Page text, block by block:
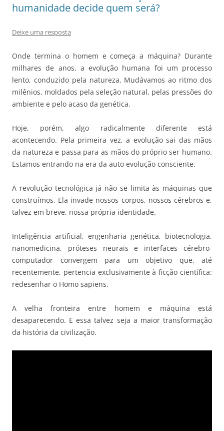
humanidade decide quem será?
Deixe uma resposta
Onde termina o homem e começa a máquina? Durante
milhares de anos, a evolução humana foi um processo
lento, conduzido pela natureza. Mudávamos ao ritmo dos
milênios, moldados pela seleção natural, pelas pressões do
ambiente e pelo acaso da genética.
Hoje, porém, algo radicalmente diferente está
acontecendo. Pela primeira vez, a evolução sai das mãos
da natureza e passa para as mãos do próprio ser humano.
Estamos entrando na era da auto evolução consciente.
A revolução tecnológica já não se limita às máquinas que
construímos. Ela invade nossos corpos, nossos cérebros e,
talvez em breve, nossa própria identidade.
Inteligência artificial, engenharia genética, biotecnologia,
nanomedicina, próteses neurais e interfaces cérebro-
computador convergem para um objetivo que, até
recentemente, pertencia exclusivamente à ficção científica:
redesenhar o Homo sapiens.
A velha fronteira entre homem e máquina está
desaparecendo. E essa talvez seja a maior transformação
da história da civilização.